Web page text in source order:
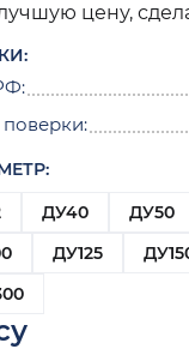
цену,
ДУ40 ДУ50
ДУ125